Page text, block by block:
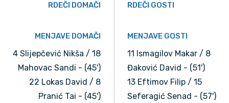
RDEČI DOMAČI RDEČI GOSTI
MENJAVE DOMAČI
4 Slijepčević Nikša / 18
Mahovac Sandi - (45')
22 Lokas David / 8
Pranić Tai - (45')
MENJAVE GOSTI
11 Ismagilov Makar / 8
Đaković David - (51')
13 Eftimov Filip / 15
Seferagić Senad - (57')